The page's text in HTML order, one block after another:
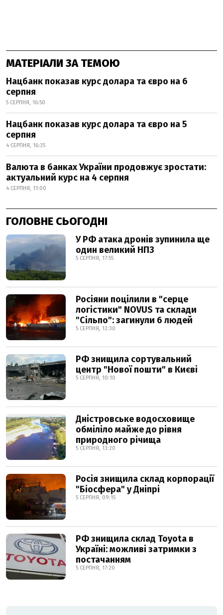
МАТЕРІАЛИ ЗА ТЕМОЮ
Нацбанк показав курс долара та євро на 6
серпня
5 СЕРПНЯ, 16:50
Нацбанк показав курс долара та євро на 5
серпня
4 СЕРПНЯ, 16:35
Валюта в банках України продовжує зростати:
актуальний курс на 4 серпня
4 СЕРПНЯ, 11:00
ГОЛОВНЕ СЬОГОДНІ
У РФ атака дронів зупинила ще
один великий НПЗ
5 СЕРПНЯ, 17:55
Росіяни поцілили в "серце
логістики" NOVUS та склади
"Сільпо": загинули 6 людей
5 СЕРПНЯ, 12:30
РФ знищила сортувальний
центр "Нової пошти" в Києві
5 СЕРПНЯ, 10:10
Дністровське водосховище
обміліло майже до рівня
природного річища
5 СЕРПНЯ, 13:20
Росія знищила склад корпорації
"Біосфера" у Дніпрі
5 СЕРПНЯ, 09:15
РФ знищила склад Toyota в
Україні: можливі затримки з
постачанням
5 СЕРПНЯ, 17:20